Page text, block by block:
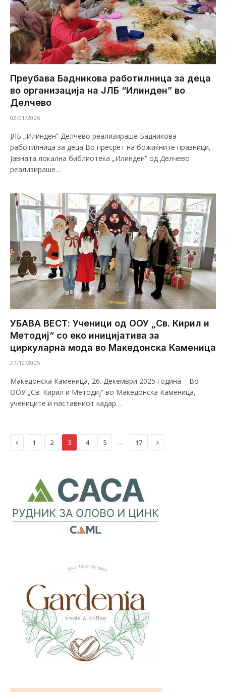
Преубава Бадникова работилница за деца
во организација на ЈЛБ “Илинден” во
Делчево
02/01/2026
ЈЛБ „Илинден“ Делчево реализираше Бадникова
работилница за деца Во пресрет на божиќните празници,
Јавната локална библиотека „Илинден“ од Делчево
реализираше…
УБАВА ВЕСТ: Ученици од ООУ „Св. Кирил и
Методиј“ со еко иницијатива за
циркуларна мода во Македонска Каменица
27/12/2025
Македонска Каменица, 26. Декември 2025 година – Во
ООУ „Св. Кирил и Методиј“ во Македонска Каменица,
учениците и наставниот кадар…
Previous
1 2 3 4 5 … 17 Next